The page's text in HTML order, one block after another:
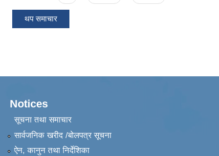
थप समाचार
Notices
सूचना तथा समाचार
सार्वजनिक खरीद /बोलपत्र सूचना
ऐन, कानुन तथा निर्देशिका